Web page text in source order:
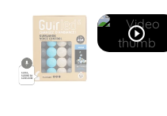
play_circle_outline